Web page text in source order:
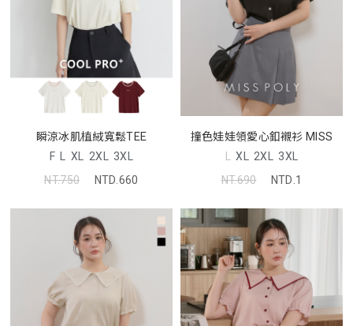
瞬涼冰肌植絨寬鬆TEE
F L XL 2XL 3XL
NT.750
NTD.660
撞色娃娃領愛心釦襯衫 MISS
L XL 2XL 3XL
NT.690
NTD.1